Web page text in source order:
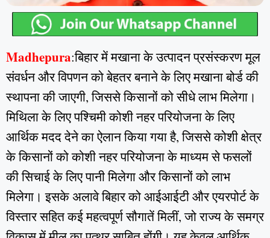
Madhepura:बिहार में मखाना के उत्पादन प्रसंस्करण मूल
संवर्धन और विपणन को बेहतर बनाने के लिए मखाना बोर्ड की
स्थापना की जाएगी, जिससे किसानों को सीधे लाभ मिलेगा।
मिथिला के लिए पश्चिमी कोशी नहर परियोजना के लिए
आर्थिक मदद देने का ऐलान किया गया है, जिससे कोशी क्षेत्र
के किसानों को कोशी नहर परियोजना के माध्यम से फसलों
की सिचाई के लिए पानी मिलेगा और किसानों को लाभ
मिलेगा। इसके अलावे बिहार को आईआईटी और एयरपोर्ट के
विस्तार सहित कई महत्वपूर्ण सौगातें मिलीं, जो राज्य के समग्र